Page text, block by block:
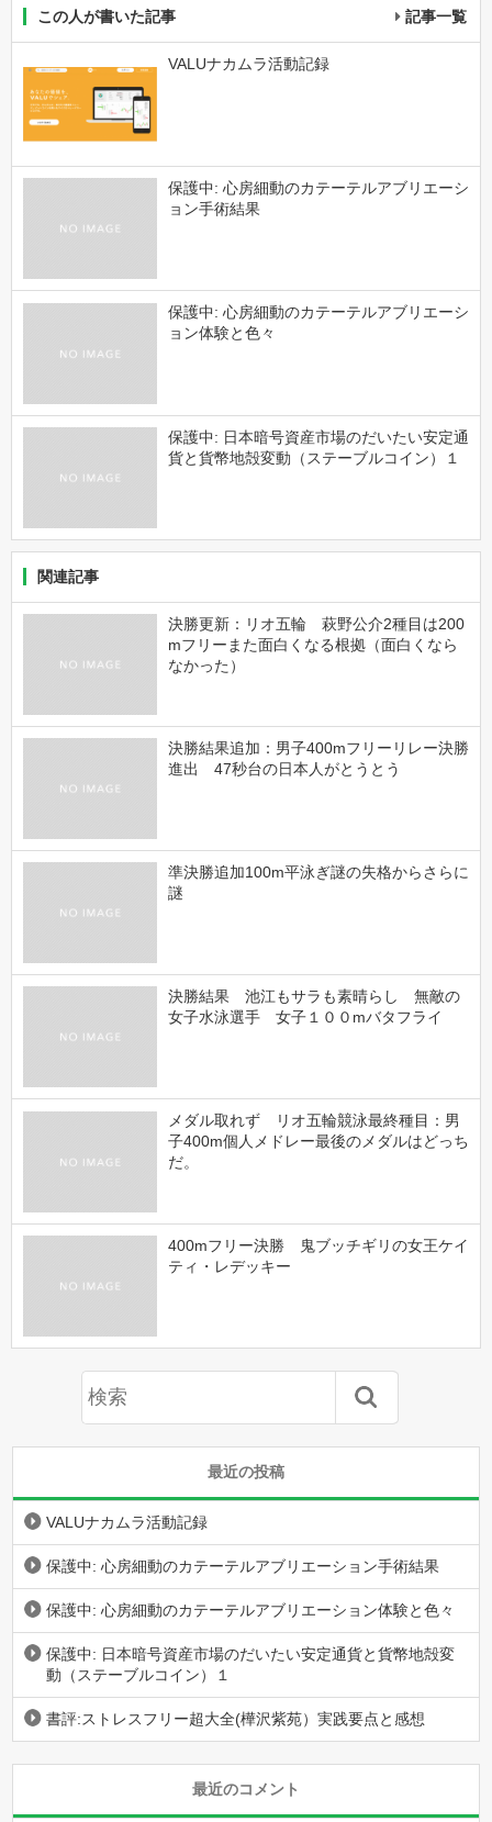
この人が書いた記事 記事一覧
VALUナカムラ活動記録
保護中: 心房細動のカテーテルアブリエーシ
ョン手術結果
保護中: 心房細動のカテーテルアブリエーシ
ョン体験と色々
保護中: 日本暗号資産市場のだいたい安定通
貨と貨幣地殻変動（ステーブルコイン）１
関連記事
決勝更新：リオ五輪 萩野公介2種目は200
mフリーまた面白くなる根拠（面白くなら
なかった）
決勝結果追加：男子400mフリーリレー決勝
進出 47秒台の日本人がとうとう
準決勝追加100m平泳ぎ謎の失格からさらに
謎
決勝結果 池江もサラも素晴らし 無敵の
女子水泳選手 女子１００mバタフライ
メダル取れず リオ五輪競泳最終種目：男
子400m個人メドレー最後のメダルはどっち
だ。
400mフリー決勝 鬼ブッチギリの女王ケイ
ティ・レデッキー
最近の投稿
VALUナカムラ活動記録
保護中: 心房細動のカテーテルアブリエーション手術結果
保護中: 心房細動のカテーテルアブリエーション体験と色々
保護中: 日本暗号資産市場のだいたい安定通貨と貨幣地殻変
動（ステーブルコイン）１
書評:ストレスフリー超大全(樺沢紫苑）実践要点と感想
最近のコメント